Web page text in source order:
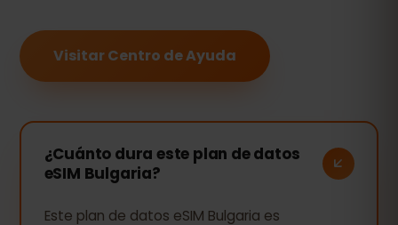
Visitar Centro de Ayuda
¿Cuánto dura este plan de datos
eSIM Bulgaria?
Este plan de datos eSIM Bulgaria es